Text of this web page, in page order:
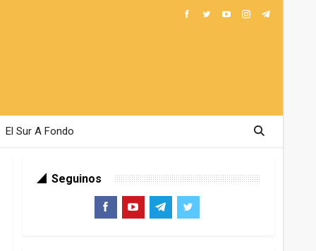
El Sur A Fondo
Seguinos